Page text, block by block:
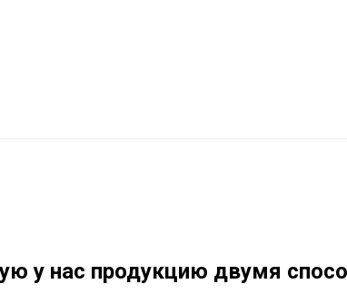
у нас продукцию двумя